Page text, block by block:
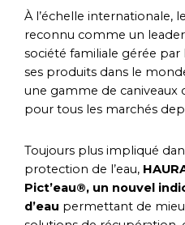
À l’échelle internationale,
reconnu comme un
société familiale gérée
ses produits dans le
une gamme de caniveaux
pour tous les marchés
Toujours plus impliqué
protection de l’eau,
Pict’eau®, un nouvel
d’eau permettant de